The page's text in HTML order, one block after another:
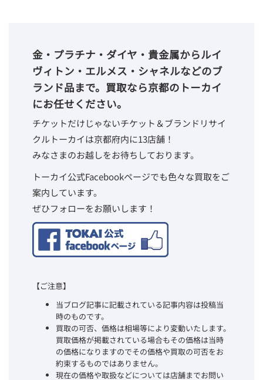
金・プラチナ・ダイヤ・貴金属からルイ
ヴィトン・エルメス・シャネルなどのブ
ランド品まで。買取なら京都のトーカイ
にお任せください。
チケットだけじゃないチケット＆ブランドリサイ
クルトーカイは京都府内に13店舗！
みなさまのお越しをお待ちしております。
トーカイ公式Facebookページでも色々な買取をご
案内しています。
ぜひフォローをお願いします！
【ご注意】
当ブログ記事に記載されている記事内容は投稿当
時のものです。
買取の可否、価格は相場等により変動いたします。
買取価格が掲載されている場合もその価格は当時
の価格になりますのでその価格や買取の可否をお
約束するものではありません。
現在の価格や取扱などについては店舗までお問い